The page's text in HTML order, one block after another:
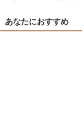
あなたにおすすめ